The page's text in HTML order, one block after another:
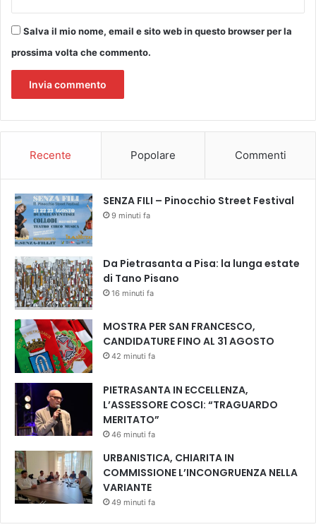
z
z
t
o
l
l
u
s
T
o
c
a
n
a
e
n
Salva il mio nome, email e sito web in questo browser per la
prossima volta che commento.
Recente Popolare Commenti
SENZA FILI – Pinocchio Street Festival
9 minuti fa
Da Pietrasanta a Pisa: la lunga estate
di Tano Pisano
16 minuti fa
MOSTRA PER SAN FRANCESCO,
CANDIDATURE FINO AL 31 AGOSTO
42 minuti fa
PIETRASANTA IN ECCELLENZA,
L’ASSESSORE COSCI: “TRAGUARDO
MERITATO”
46 minuti fa
URBANISTICA, CHIARITA IN
COMMISSIONE L’INCONGRUENZA NELLA
VARIANTE
49 minuti fa